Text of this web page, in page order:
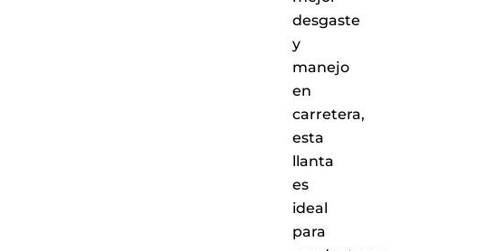
de
servicio
nacional
desgaste
y
manejo
en
carretera,
esta
llanta
es
ideal
para